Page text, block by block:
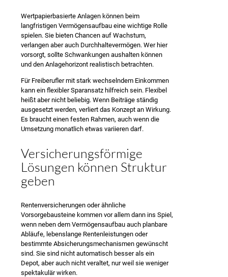
Wertpapierbasierte Anlagen können beim
langfristigen Vermögensaufbau eine wichtige Rolle
spielen. Sie bieten Chancen auf Wachstum,
verlangen aber auch Durchhaltevermögen. Wer hier
vorsorgt, sollte Schwankungen aushalten können
und den Anlagehorizont realistisch betrachten.
Für Freiberufler mit stark wechselndem Einkommen
kann ein flexibler Sparansatz hilfreich sein. Flexibel
heißt aber nicht beliebig. Wenn Beiträge ständig
ausgesetzt werden, verliert das Konzept an Wirkung.
Es braucht einen festen Rahmen, auch wenn die
Umsetzung monatlich etwas variieren darf.
Versicherungsförmige
Lösungen können Struktur
geben
Rentenversicherungen oder ähnliche
Vorsorgebausteine kommen vor allem dann ins Spiel,
wenn neben dem Vermögensaufbau auch planbare
Abläufe, lebenslange Rentenleistungen oder
bestimmte Absicherungsmechanismen gewünscht
sind. Sie sind nicht automatisch besser als ein
Depot, aber auch nicht veraltet, nur weil sie weniger
spektakulär wirken.